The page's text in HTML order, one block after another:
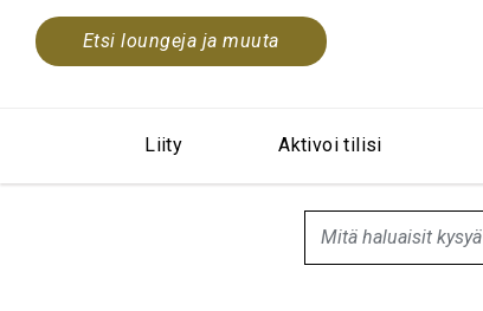
Etsi loungeja ja muuta
Liity Aktivoi tilisi